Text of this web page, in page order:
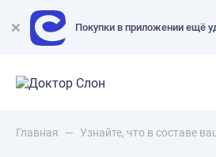
Покупки в приложении ещё
Главная — Узнайте, что в составе